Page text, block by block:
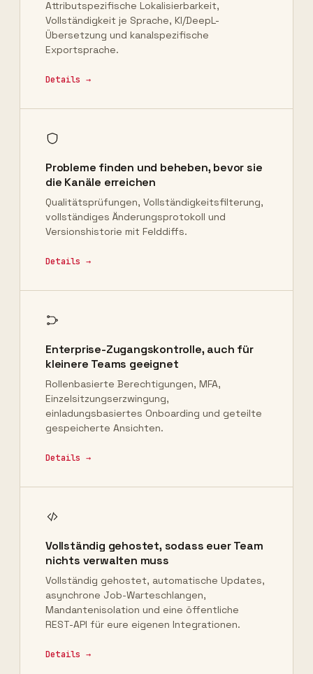
Attributspezifische Lokalisierbarkeit,
Vollständigkeit je Sprache, KI/DeepL-
Übersetzung und kanalspezifische
Exportsprache.
Details →
Probleme finden und beheben, bevor sie
die Kanäle erreichen
Qualitätsprüfungen, Vollständigkeitsfilterung,
vollständiges Änderungsprotokoll und
Versionshistorie mit Felddiffs.
Details →
Enterprise-Zugangskontrolle, auch für
kleinere Teams geeignet
Rollenbasierte Berechtigungen, MFA,
Einzelsitzungserzwingung,
einladungsbasiertes Onboarding und geteilte
gespeicherte Ansichten.
Details →
Vollständig gehostet, sodass euer Team
nichts verwalten muss
Vollständig gehostet, automatische Updates,
asynchrone Job-Warteschlangen,
Mandantenisolation und eine öffentliche
REST-API für eure eigenen Integrationen.
Details →